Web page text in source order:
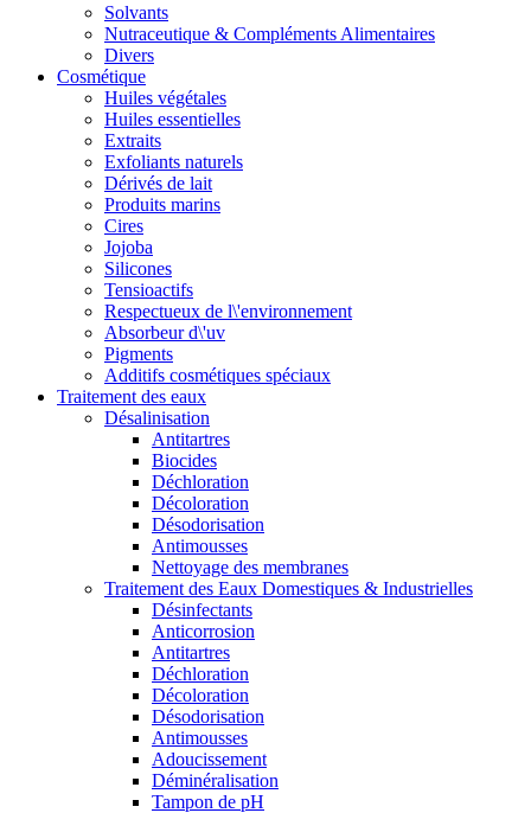
Solvants
Nutraceutique & Compléments Alimentaires
Divers
Cosmétique
Huiles végétales
Huiles essentielles
Extraits
Exfoliants naturels
Dérivés de lait
Produits marins
Cires
Jojoba
Silicones
Tensioactifs
Respectueux de l\'environnement
Absorbeur d\'uv
Pigments
Additifs cosmétiques spéciaux
Traitement des eaux
Désalinisation
Antitartres
Biocides
Déchloration
Décoloration
Désodorisation
Antimousses
Nettoyage des membranes
Traitement des Eaux Domestiques & Industrielles
Désinfectants
Anticorrosion
Antitartres
Déchloration
Décoloration
Désodorisation
Antimousses
Adoucissement
Déminéralisation
Tampon de pH